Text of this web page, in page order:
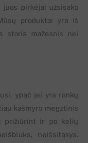
pirkėjai užsisako
produktai yra iš
storis mažesnis nei
ypač jei yra rankų
kašmyro megztinis
prižiūrint ir po kelių
neišsitąsys.